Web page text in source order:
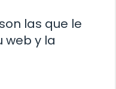
las que le
y la